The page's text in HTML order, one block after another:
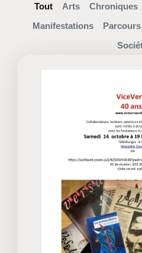
Arts Chroniques
Manifestations
Parcours
Tout